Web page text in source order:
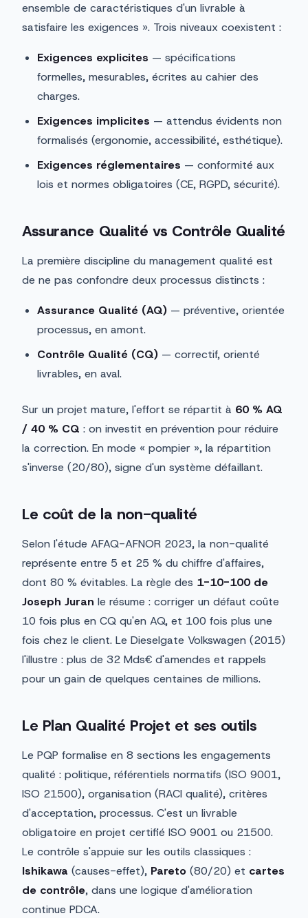
ensemble de caractéristiques d'un livrable à
satisfaire les exigences ». Trois niveaux coexistent :
Exigences explicites — spécifications
formelles, mesurables, écrites au cahier des
charges.
Exigences implicites — attendus évidents non
formalisés (ergonomie, accessibilité, esthétique).
Exigences réglementaires — conformité aux
lois et normes obligatoires (CE, RGPD, sécurité).
Assurance Qualité vs Contrôle Qualité
La première discipline du management qualité est
de ne pas confondre deux processus distincts :
Assurance Qualité (AQ) — préventive, orientée
processus, en amont.
Contrôle Qualité (CQ) — correctif, orienté
livrables, en aval.
Sur un projet mature, l'effort se répartit à 60 % AQ
/ 40 % CQ : on investit en prévention pour réduire
la correction. En mode « pompier », la répartition
s'inverse (20/80), signe d'un système défaillant.
Le coût de la non-qualité
Selon l'étude AFAQ-AFNOR 2023, la non-qualité
représente entre 5 et 25 % du chiffre d'affaires,
dont 80 % évitables. La règle des 1-10-100 de
Joseph Juran le résume : corriger un défaut coûte
10 fois plus en CQ qu'en AQ, et 100 fois plus une
fois chez le client. Le Dieselgate Volkswagen (2015)
l'illustre : plus de 32 Mds€ d'amendes et rappels
pour un gain de quelques centaines de millions.
Le Plan Qualité Projet et ses outils
Le PQP formalise en 8 sections les engagements
qualité : politique, référentiels normatifs (ISO 9001,
ISO 21500), organisation (RACI qualité), critères
d'acceptation, processus. C'est un livrable
obligatoire en projet certifié ISO 9001 ou 21500.
Le contrôle s'appuie sur les outils classiques :
Ishikawa (causes-effet), Pareto (80/20) et cartes
de contrôle, dans une logique d'amélioration
continue PDCA.